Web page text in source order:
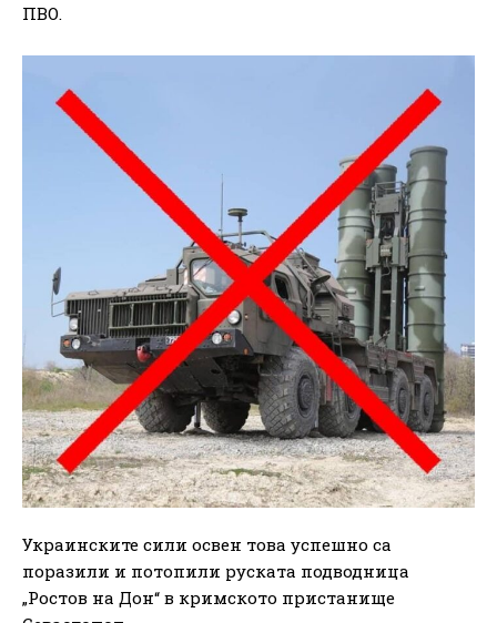
ПВО.
Украинските сили освен това успешно са
поразили и потопили руската подводница
„Ростов на Дон“ в кримското пристанище